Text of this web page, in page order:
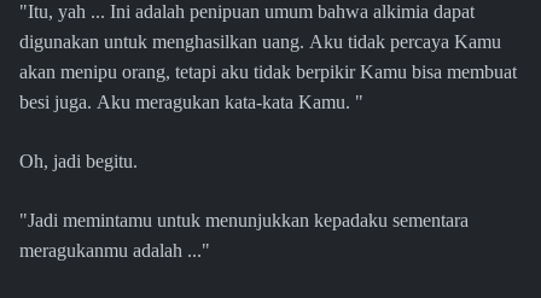
"Itu, yah ... Ini adalah penipuan umum bahwa alkimia dapat
digunakan untuk menghasilkan uang. Aku tidak percaya Kamu
akan menipu orang, tetapi aku tidak berpikir Kamu bisa membuat
besi juga. Aku meragukan kata-kata Kamu. "
Oh, jadi begitu.
"Jadi memintamu untuk menunjukkan kepadaku sementara
meragukanmu adalah ..."